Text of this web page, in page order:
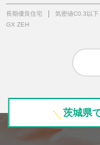
長期優良住宅
気密値C0.3以下
GX ZEH
茨城県